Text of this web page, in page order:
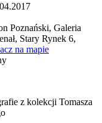
Poznański, Galeria
Stary Rynek 6,
na mapie
z kolekcji Tomasza